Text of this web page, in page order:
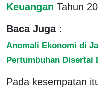
Keuangan Tahun
Baca Juga :
Anomali Ekonomi di
Pertumbuhan Disertai
Pada kesempatan